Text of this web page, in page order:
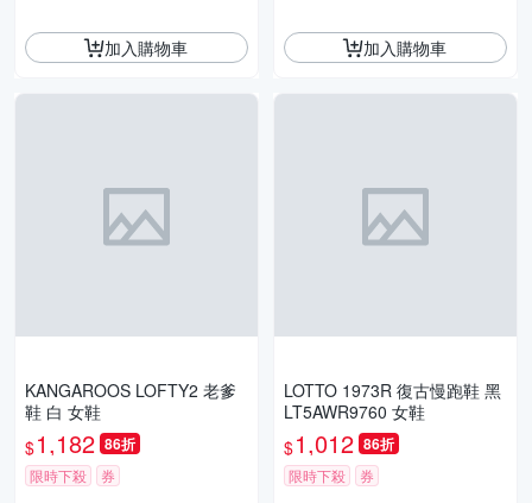
加入購物車 加入購物車
KANGAROOS LOFTY2 老爹
鞋 白 女鞋
$1,182 86折
限時下殺 券
LOTTO 1973R 復古慢跑鞋 黑
LT5AWR9760 女鞋
$1,012 86折
限時下殺 券